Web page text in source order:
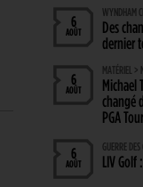
6
AOÛT
WYNDHAM
Des
dernier
6
AOÛT
MATÉRIEL >
Michael
changé
PGA Tour
6
AOÛT
GUERRE
LIV